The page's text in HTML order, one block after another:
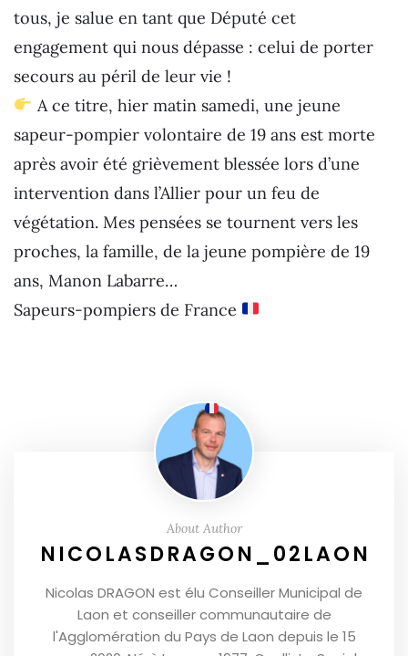
tous, je salue en tant que Député cet
engagement qui nous dépasse : celui de porter
secours au péril de leur vie !
A ce titre, hier matin samedi, une jeune
sapeur-pompier volontaire de 19 ans est morte
après avoir été grièvement blessée lors d’une
intervention dans l’Allier pour un feu de
végétation. Mes pensées se tournent vers les
proches, la famille, de la jeune pompière de 19
ans, Manon Labarre…
Sapeurs-pompiers de France
About Author
NICOLASDRAGON_02LAON
Nicolas DRAGON est élu Conseiller Municipal de
Laon et conseiller communautaire de
l'Agglomération du Pays de Laon depuis le 15